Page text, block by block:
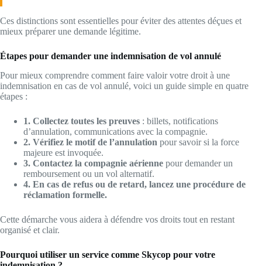
Ces distinctions sont essentielles pour éviter des attentes déçues et
mieux préparer une demande légitime.
Étapes pour demander une indemnisation de vol annulé
Pour mieux comprendre comment faire valoir votre droit à une
indemnisation en cas de vol annulé, voici un guide simple en quatre
étapes :
1. Collectez toutes les preuves : billets, notifications
d’annulation, communications avec la compagnie.
2. Vérifiez le motif de l’annulation pour savoir si la force
majeure est invoquée.
3. Contactez la compagnie aérienne pour demander un
remboursement ou un vol alternatif.
4. En cas de refus ou de retard, lancez une procédure de
réclamation formelle.
Cette démarche vous aidera à défendre vos droits tout en restant
organisé et clair.
Pourquoi utiliser un service comme Skycop pour votre